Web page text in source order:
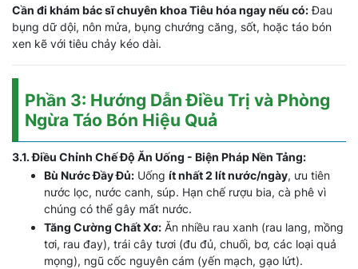
Cần đi khám bác sĩ chuyên khoa Tiêu hóa ngay nếu có:Đau
bụng dữ dội, nôn mửa, bụng chướng căng, sốt, hoặc táo bón
xen kẽ với tiêu chảy kéo dài.
Phần 3: Hướng Dẫn Điều Trị và Phòng
Ngừa Táo Bón Hiệu Quả
3.1. Điều Chỉnh Chế Độ Ăn Uống - Biện Pháp Nền Tảng:
Bù Nước Đầy Đủ: Uống ít nhất 2 lít nước/ngày, ưu tiên
nước lọc, nước canh, súp. Hạn chế rượu bia, cà phê vì
chúng có thể gây mất nước.
Tăng Cường Chất Xơ: Ăn nhiều rau xanh (rau lang, mồng
tơi, rau đay), trái cây tươi (đu đủ, chuối, bơ, các loại quả
mọng), ngũ cốc nguyên cám (yến mạch, gạo lứt).